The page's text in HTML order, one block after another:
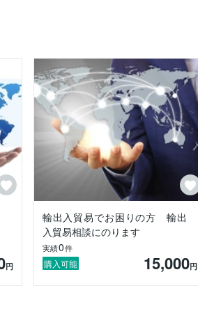
円
輸出入貿易でお困りの方 輸出
入貿易相談にのります
実績0件
購入可能 15,000円